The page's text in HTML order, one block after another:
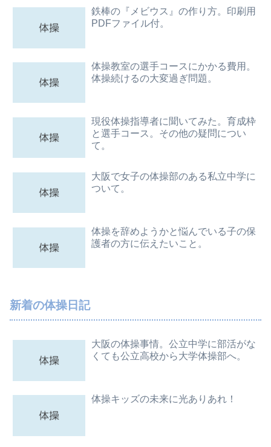
鉄棒の『メビウス』の作り方。印刷用
PDFファイル付。
体操教室の選手コースにかかる費用。
体操続けるの大変過ぎ問題。
現役体操指導者に聞いてみた。育成枠
と選手コース。その他の疑問につい
て。
大阪で女子の体操部のある私立中学に
ついて。
体操を辞めようかと悩んでいる子の保
護者の方に伝えたいこと。
新着の体操日記
大阪の体操事情。公立中学に部活がな
くても公立高校から大学体操部へ。
体操キッズの未来に光ありあれ！